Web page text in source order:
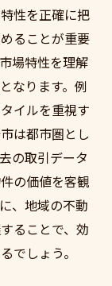
性を正確に把
ることが重要
場特性を理解
なります。例
イルを重視す
は都市圏とし
の取引データ
の価値を客観
、地域の不動
ることで、効
でしょう。